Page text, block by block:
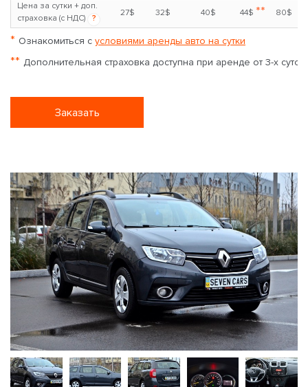
Цена за сутки + доп.
страховка (с НДС)
?
27$ 32$ 40$ 44$ ** 80$
* Ознакомиться с условиями аренды авто на сутки
** Дополнительная страховка доступна при аренде от 3-х суток
Заказать